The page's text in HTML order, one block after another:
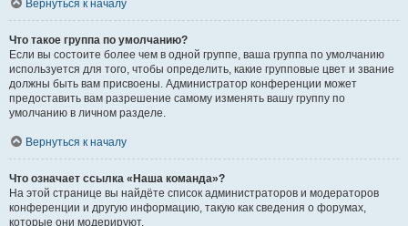
Вернуться к началу
Что такое группа по умолчанию?
Если вы состоите более чем в одной группе, ваша группа по умолчанию
используется для того, чтобы определить, какие групповые цвет и звание
должны быть вам присвоены. Администратор конференции может
предоставить вам разрешение самому изменять вашу группу по
умолчанию в личном разделе.
Вернуться к началу
Что означает ссылка «Наша команда»?
На этой странице вы найдёте список администраторов и модераторов
конференции и другую информацию, такую как сведения о форумах,
которые они модерируют.